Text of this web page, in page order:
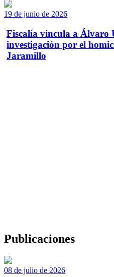
19 de junio de 2026
Fiscalía vincula a Álvaro
investigación por el
Jaramillo
Publicaciones
08 de julio de 2026